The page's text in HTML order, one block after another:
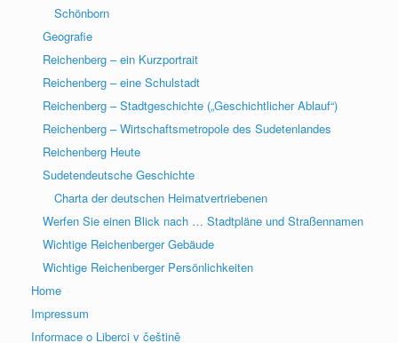
Schönborn
Geografie
Reichenberg – ein Kurzportrait
Reichenberg – eine Schulstadt
Reichenberg – Stadtgeschichte („Geschichtlicher Ablauf“)
Reichenberg – Wirtschaftsmetropole des Sudetenlandes
Reichenberg Heute
Sudetendeutsche Geschichte
Charta der deutschen Heimatvertriebenen
Werfen Sie einen Blick nach … Stadtpläne und Straßennamen
Wichtige Reichenberger Gebäude
Wichtige Reichenberger Persönlichkeiten
Home
Impressum
Informace o Liberci v češtině